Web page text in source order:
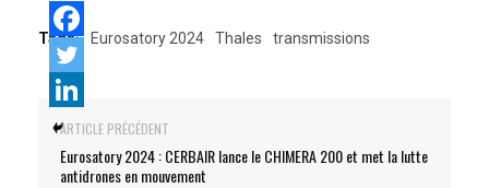
Tags: Eurosatory 2024 Thales transmissions
ARTICLE PRÉCÉDENT
Eurosatory 2024 : CERBAIR lance le CHIMERA 200 et met la lutte
antidrones en mouvement